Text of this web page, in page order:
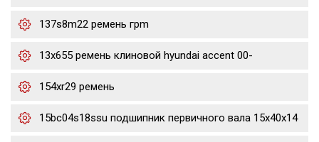
137s8m22 ремень грm
13x655 ремень клиновой hyundai accent 00-
154xr29 ремень
15bc04s18ssu подшипник первичного вала 15x40x14